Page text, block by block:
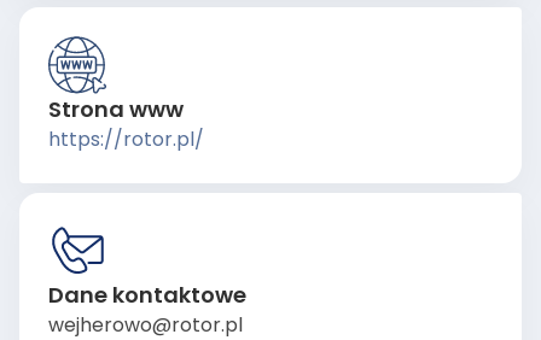
Strona www
https://rotor.pl/
Dane kontaktowe
wejherowo@rotor.pl